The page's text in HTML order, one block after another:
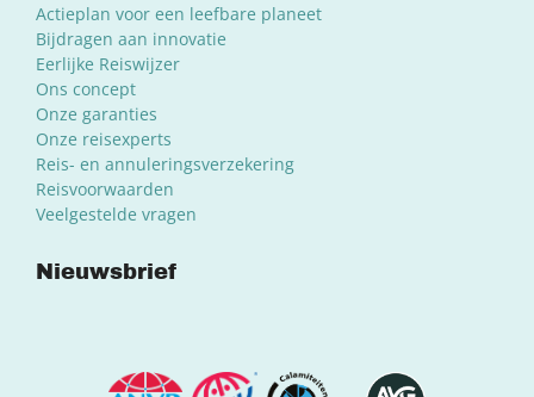
Actieplan voor een leefbare planeet
Bijdragen aan innovatie
Eerlijke Reiswijzer
Ons concept
Onze garanties
Onze reisexperts
Reis- en annuleringsverzekering
Reisvoorwaarden
Veelgestelde vragen
Nieuwsbrief